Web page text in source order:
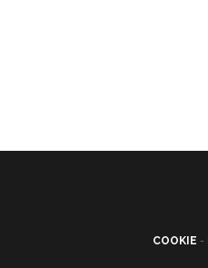
COOKIE -